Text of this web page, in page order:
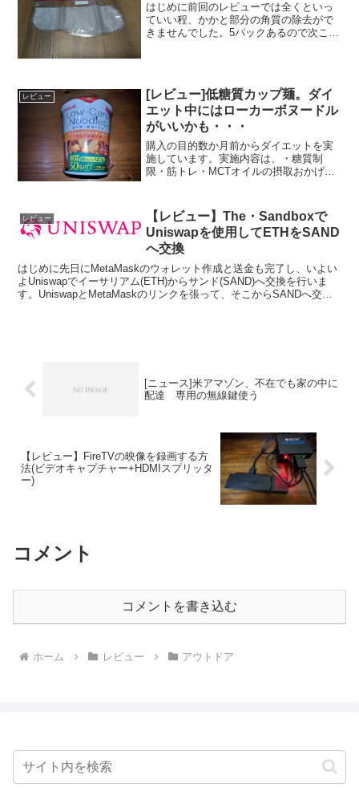
はじめに前回のレビューでは全くといっ
ていい程、かかと部分の角質の除去がで
きませんでした。5パックあるので次こそ
レビュー
[レビュー]低糖質カップ麺。ダイ
エット中にはローカーボヌードル
がいいかも・・・
購入の目的数か月前からダイエットを実
施しています。実施内容は、・糖質制
限・筋トレ・MCTオイルの摂取おかげで
かし、炭水化物（糖質）好きには誘惑と
戦う事が必要なんです。パ...
レビュー
【レビュー】The・Sandboxで
Uniswapを使用してETHをSAND
へ交換
はじめに先日にMetaMaskのウォレット作成と送金も完了し、いよい
よUniswapでイーサリアム(ETH)からサンド(SAND)へ交換を行いま
す。UniswapとMetaMaskのリンクを張って、そこからSANDへ交換
[ニュース]米アマゾン、不在でも家の中に
配達 専用の無線鍵使う
【レビュー】FireTVの映像を録画する方
法(ビデオキャプチャー+HDMIスプリッタ
ー)
コメント
コメントを書き込む
ホーム レビュー アウトドア